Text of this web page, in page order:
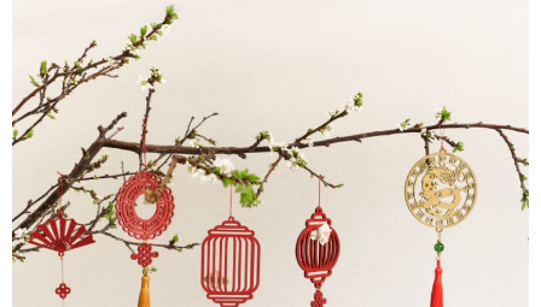
Dây treo Tết Bính Ngọ 2026
Đóng khung tranh theo yêu cầu
Đóng khung tranh thảm Dubai
Đóng khung ảnh